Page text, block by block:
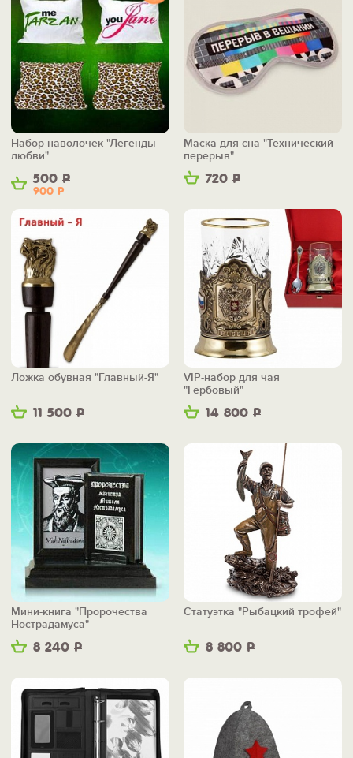
500 Р
900Р
Набор наволочек "Легенды
любви"
720 Р
Маска для сна "Технический
перерыв"
11 500 Р
Ложка обувная "Главный-Я"
14 800 Р
VIP-набор для чая
"Гербовый"
8 240 Р
Мини-книга "Пророчества
Нострадамуса"
8 800 Р
Статуэтка "Рыбацкий трофей"